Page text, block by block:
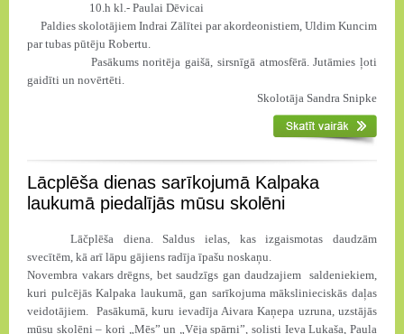
10.h kl.- Paulai Dēvicai
Paldies skolotājiem Indrai Zālītei par akordeonistiem, Uldim Kuncim
par tubas pūtēju Robertu.
Pasākums noritēja gaišā, sirsnīgā atmosfērā. Jutāmies ļoti
gaidīti un novērtēti.
Skolotāja Sandra Snipke
Lācplēša dienas sarīkojumā Kalpaka
laukumā piedalījās mūsu skolēni
Lāčplēša diena. Saldus ielas, kas izgaismotas daudzām
svecītēm, kā arī lāpu gājiens radīja īpašu noskaņu.
Novembra vakars drēgns, bet saudzīgs gan daudzajiem saldeniekiem,
kuri pulcējās Kalpaka laukumā, gan sarīkojuma mākslinieciskās daļas
veidotājiem. Pasākumā, kuru ievadīja Aivara Kaņepa uzruna, uzstājās
mūsu skolēni – kori „Mēs” un „Vēja spārni”, solisti Ieva Lukaša, Paula